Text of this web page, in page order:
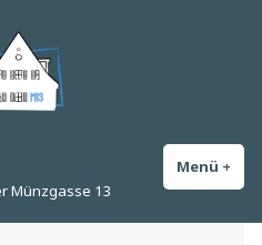
Münzgasse 13
Menü +